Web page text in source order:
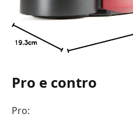
Pro e contro
Pro: